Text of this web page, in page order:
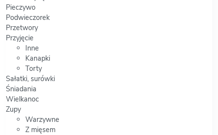
Pieczywo
Podwieczorek
Przetwory
Przyjęcie
Inne
Kanapki
Torty
Sałatki, surówki
Śniadania
Wielkanoc
Zupy
Warzywne
Z mięsem